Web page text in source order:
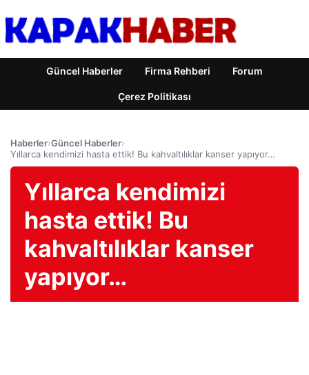
Güncel Haberler Firma Rehberi Forum
Çerez Politikası
Haberler›Güncel Haberler›
Yıllarca kendimizi hasta ettik! Bu kahvaltılıklar kanser yapıyor…
Yıllarca kendimizi
hasta ettik! Bu
kahvaltılıklar kanser
yapıyor…